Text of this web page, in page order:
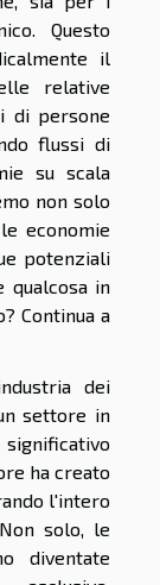
Questo
il
relative
di persone
flussi di
su scala
non solo
economie
potenziali
qualcosa in
Continua a
dei
settore in
ha creato
l'intero
solo, le
diventate